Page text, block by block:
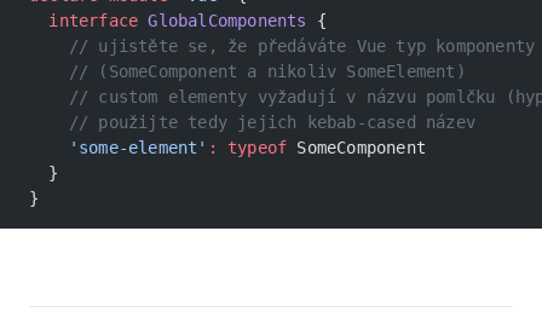
  interface
GlobalComponents
{
    // ujistěte se, že předáváte Vue typ komponenty
    // (SomeComponent a nikoliv SomeElement)
// custom elementy vyžadují v názvu pomlčku
    // použijte tedy jejich kebab-cased název
    'some-element'
: typeof SomeComponent
  }
}